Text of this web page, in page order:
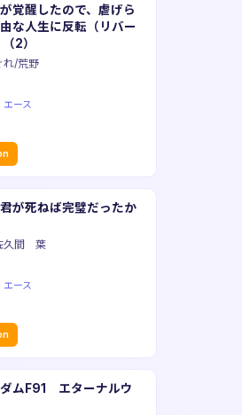
覚醒したので、虐げら
な人生に反転（リバー
2）
/荒野
ース
が死ねば完璧だったか
久間 葉
ース
ムF91 エターナルウ